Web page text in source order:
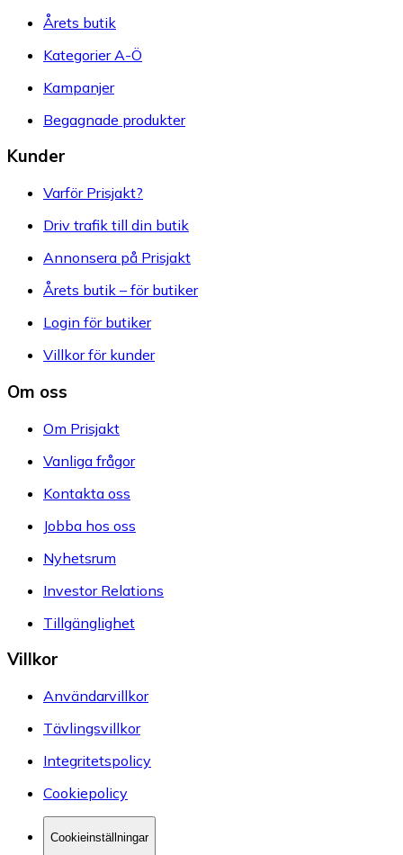
Årets butik
Kategorier A-Ö
Kampanjer
Begagnade produkter
Kunder
Varför Prisjakt?
Driv trafik till din butik
Annonsera på Prisjakt
Årets butik – för butiker
Login för butiker
Villkor för kunder
Om oss
Om Prisjakt
Vanliga frågor
Kontakta oss
Jobba hos oss
Nyhetsrum
Investor Relations
Tillgänglighet
Villkor
Användarvillkor
Tävlingsvillkor
Integritetspolicy
Cookiepolicy
Cookieinställningar